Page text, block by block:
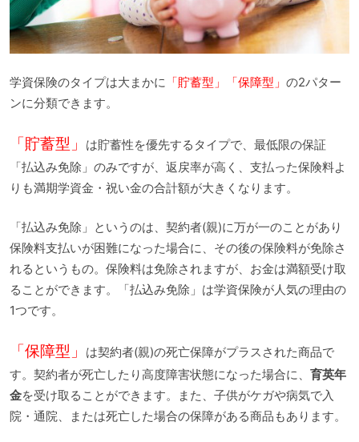
学資保険のタイプは大まかに 「貯蓄型」「保障型」 の2パター
ンに分類できます。
「貯蓄型」
は貯蓄性を優先するタイプで、最低限の保証
「払込み免除」のみですが、返戻率が高く、支払った保険料よ
りも満期学資金・祝い金の合計額が大きくなります。
「払込み免除」というのは、契約者(親)に万が一のことがあり
保険料支払いが困難になった場合に、その後の保険料が免除さ
れるというもの。保険料は免除されますが、お金は満額受け取
ることができます。「払込み免除」は学資保険が人気の理由の
1つです。
「保障型」
は契約者(親)の死亡保障がプラスされた商品で
す。契約者が死亡したり高度障害状態になった場合に、 育英年
金を受け取ることができます。また、子供がケガや病気で入
院・通院、または死亡した場合の保障がある商品もあります。